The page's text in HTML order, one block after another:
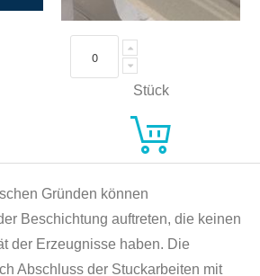
Stück
Gründen können
Beschichtung auftreten, die keinen
der Erzeugnisse haben. Die
Abschluss der Stuckarbeiten mit